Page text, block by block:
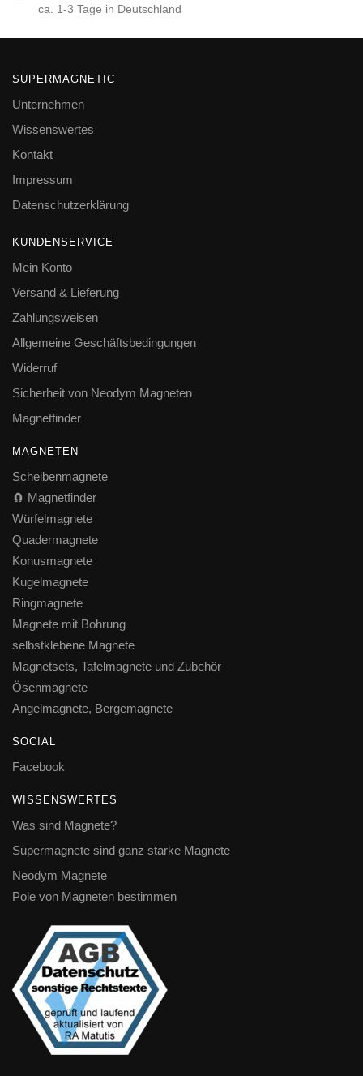
ca. 1-3 Tage in Deutschland
SUPERMAGNETIC
Unternehmen
Wissenswertes
Kontakt
Impressum
Datenschutzerklärung
KUNDENSERVICE
Mein Konto
Versand & Lieferung
Zahlungsweisen
Allgemeine Geschäftsbedingungen
Widerruf
Sicherheit von Neodym Magneten
Magnetfinder
MAGNETEN
Scheibenmagnete
🧲 Magnetfinder
Würfelmagnete
Quadermagnete
Konusmagnete
Kugelmagnete
Ringmagnete
Magnete mit Bohrung
selbstklebene Magnete
Magnetsets, Tafelmagnete und Zubehör
Ösenmagnete
Angelmagnete, Bergemagnete
SOCIAL
Facebook
WISSENSWERTES
Was sind Magnete?
Supermagnete sind ganz starke Magnete
Neodym Magnete
Pole von Magneten bestimmen